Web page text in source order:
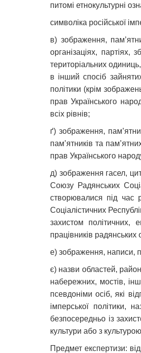
питомі етнокультурні
символіка російської
в) зображення,
організаціях, партіях,
територіальних
в інший спосіб
політики (крім
прав Українського
всіх рівнів;
ґ) зображення,
пам’ятників та
прав Українського
д) зображення гасел,
Союзу Радянських
створювалися під час
Соціалістичних
захистом політичних,
працівників радянських
е) зображення, написи,
є) назви областей,
набережних, мостів,
псевдоніми осіб, які
імперської політики,
безпосередньо із
культури або з
Предмет експертизи: